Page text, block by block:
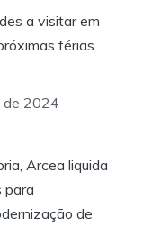
a visitar em
férias
de 2024
Arcea liquida
para
de